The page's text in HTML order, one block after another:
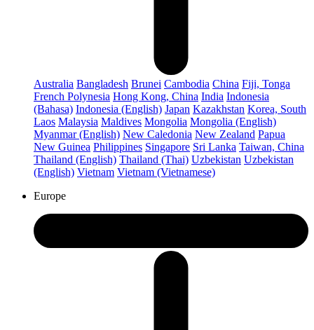
Australia Bangladesh Brunei Cambodia China Fiji, Tonga
French Polynesia Hong Kong, China India Indonesia
(Bahasa) Indonesia (English) Japan Kazakhstan Korea, South
Laos Malaysia Maldives Mongolia Mongolia (English)
Myanmar (English) New Caledonia New Zealand Papua
New Guinea Philippines Singapore Sri Lanka Taiwan, China
Thailand (English) Thailand (Thai) Uzbekistan Uzbekistan
(English) Vietnam Vietnam (Vietnamese)
Europe